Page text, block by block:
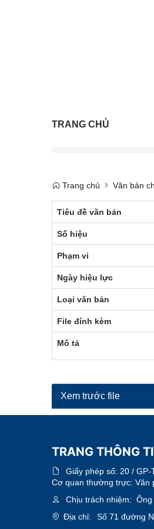
TRANG CHỦ
Trang chủ Văn bản
Tiêu đề văn bản
Số hiệu
Phạm vi
Ngày hiệu lực
Loại văn bản
File đính kèm
Mô tả
Xem trước file
TRANG THÔNG
Giấy phép số: 20 /
Cơ quan thường trực: Văn
Chịu trách nhiệm:
Địa chỉ:
Số 71 đường